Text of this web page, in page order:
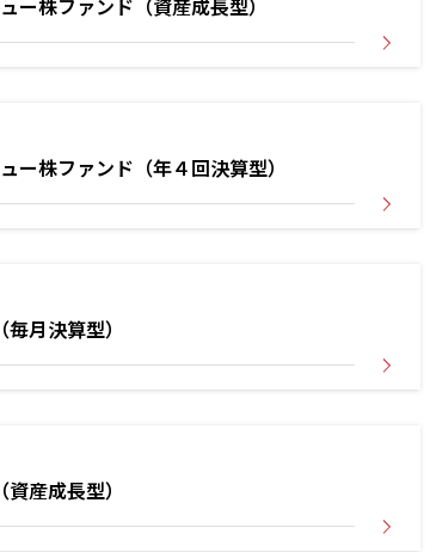
ー株ファンド（資産成長型）
ー株ファンド（年４回決算型）
月決算型）
産成長型）